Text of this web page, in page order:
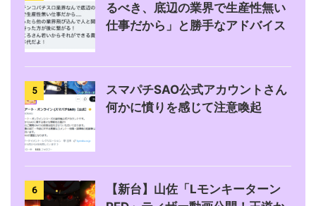
るべき、底辺の業界で生産性無い
仕事だから」と勝手なアドバイス
5
スマパチSAO公式アカウントさん
何かに憤りを感じて注意喚起
6
【新台】山佐「Lモンキーターン